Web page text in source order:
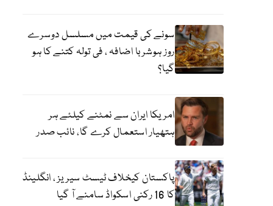
سونے کی قیمت میں مسلسل دوسرے
روز ہوشربا اضافہ ، فی تولہ کتنے کا ہو
گیا؟
امریکا ایران سے نمٹنے کیلئے ہر
ہتھیار استعمال کرے گا، نائب صدر
پاکستان کیخلاف ٹیسٹ سیریز ، انگلینڈ
کا 16 رکنی اسکواڈ سامنے آ گیا